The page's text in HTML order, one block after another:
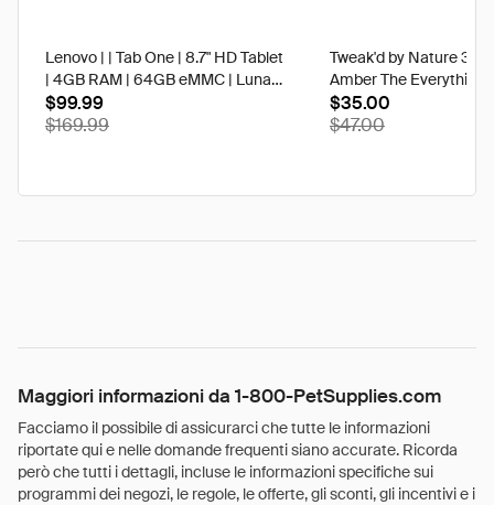
Lenovo | | Tab One | 8.7" HD Tablet
| 4GB RAM | 64GB eMMC | Luna
Grey | Best Buy
$99.99
$169.99
Tweak'd by Nature 3
Amber The Everything
$35.00
$47.00
Maggiori informazioni da 1-800-PetSupplies.com
Facciamo il possibile di assicurarci che tutte le informazioni
riportate qui e nelle domande frequenti siano accurate. Ricorda
però che tutti i dettagli, incluse le informazioni specifiche sui
programmi dei negozi, le regole, le offerte, gli sconti, gli incentivi e i